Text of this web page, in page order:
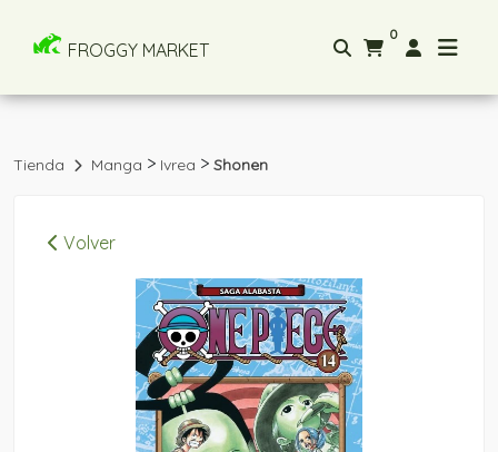
FROGGY MARKET
0
Tienda Manga > Ivrea > Shonen
Volver